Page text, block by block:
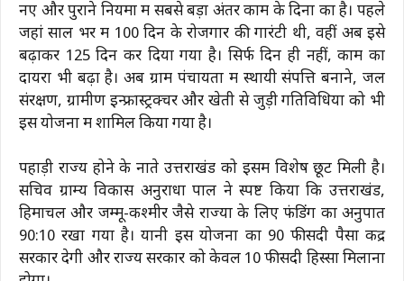
नए और पुराने नियमों में सबसे बड़ा अंतर काम के दिनों का है। पहले
जहां साल भर में 100 दिन के रोजगार की गारंटी थी, वहीं अब इसे
बढ़ाकर 125 दिन कर दिया गया है। सिर्फ दिन ही नहीं, काम का
दायरा भी बढ़ा है। अब ग्राम पंचायतों में स्थायी संपत्ति बनाने, जल
संरक्षण, ग्रामीण इन्फ्रास्ट्रक्चर और खेती से जुड़ी गतिविधियों को भी
इस योजना में शामिल किया गया है।
पहाड़ी राज्य होने के नाते उत्तराखंड को इसमें विशेष छूट मिली है।
सचिव ग्राम्य विकास अनुराधा पाल ने स्पष्ट किया कि उत्तराखंड,
हिमाचल और जम्मू-कश्मीर जैसे राज्यों के लिए फंडिंग का अनुपात
90:10 रखा गया है। यानी इस योजना का 90 फीसदी पैसा केंद्र
सरकार देगी और राज्य सरकार को केवल 10 फीसदी हिस्सा मिलाना